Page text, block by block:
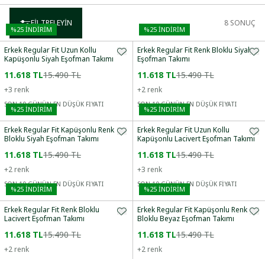
FILTRELEYIN 8 SONUÇ
%25 İNDİRİM
Erkek Regular Fit Uzun Kollu
Kapüşonlu Siyah Eşofman Takımı
11.618 TL15.490 TL
+3 renk
SON 10 GÜNÜN EN DÜŞÜK FİYATI
%25İNDİRİM
Erkek Regular Fit Renk Bloklu Siyah
Eşofman Takımı
11.618 TL15.490 TL
+2 renk
SON 10 GÜNÜN EN DÜŞÜK FİYATI
%25 İNDİRİM
Erkek Regular Fit Kapüşonlu Renk
Bloklu Siyah Eşofman Takımı
11.618 TL15.490 TL
+2 renk
SON 10 GÜNÜN EN DÜŞÜK FİYATI
%25İNDİRİM
Erkek Regular Fit Uzun Kollu
Kapüşonlu Lacivert Eşofman Takımı
11.618 TL15.490 TL
+3 renk
SON 10 GÜNÜN EN DÜŞÜK FİYATI
%25 İNDİRİM
Erkek Regular Fit Renk Bloklu
Lacivert Eşofman Takımı
11.618 TL15.490 TL
+2 renk
%25İNDİRİM
Erkek Regular Fit Kapüşonlu Renk
Bloklu Beyaz Eşofman Takımı
11.618 TL15.490 TL
+2 renk